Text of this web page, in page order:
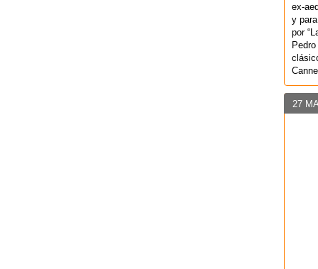
ex-
y
por
27